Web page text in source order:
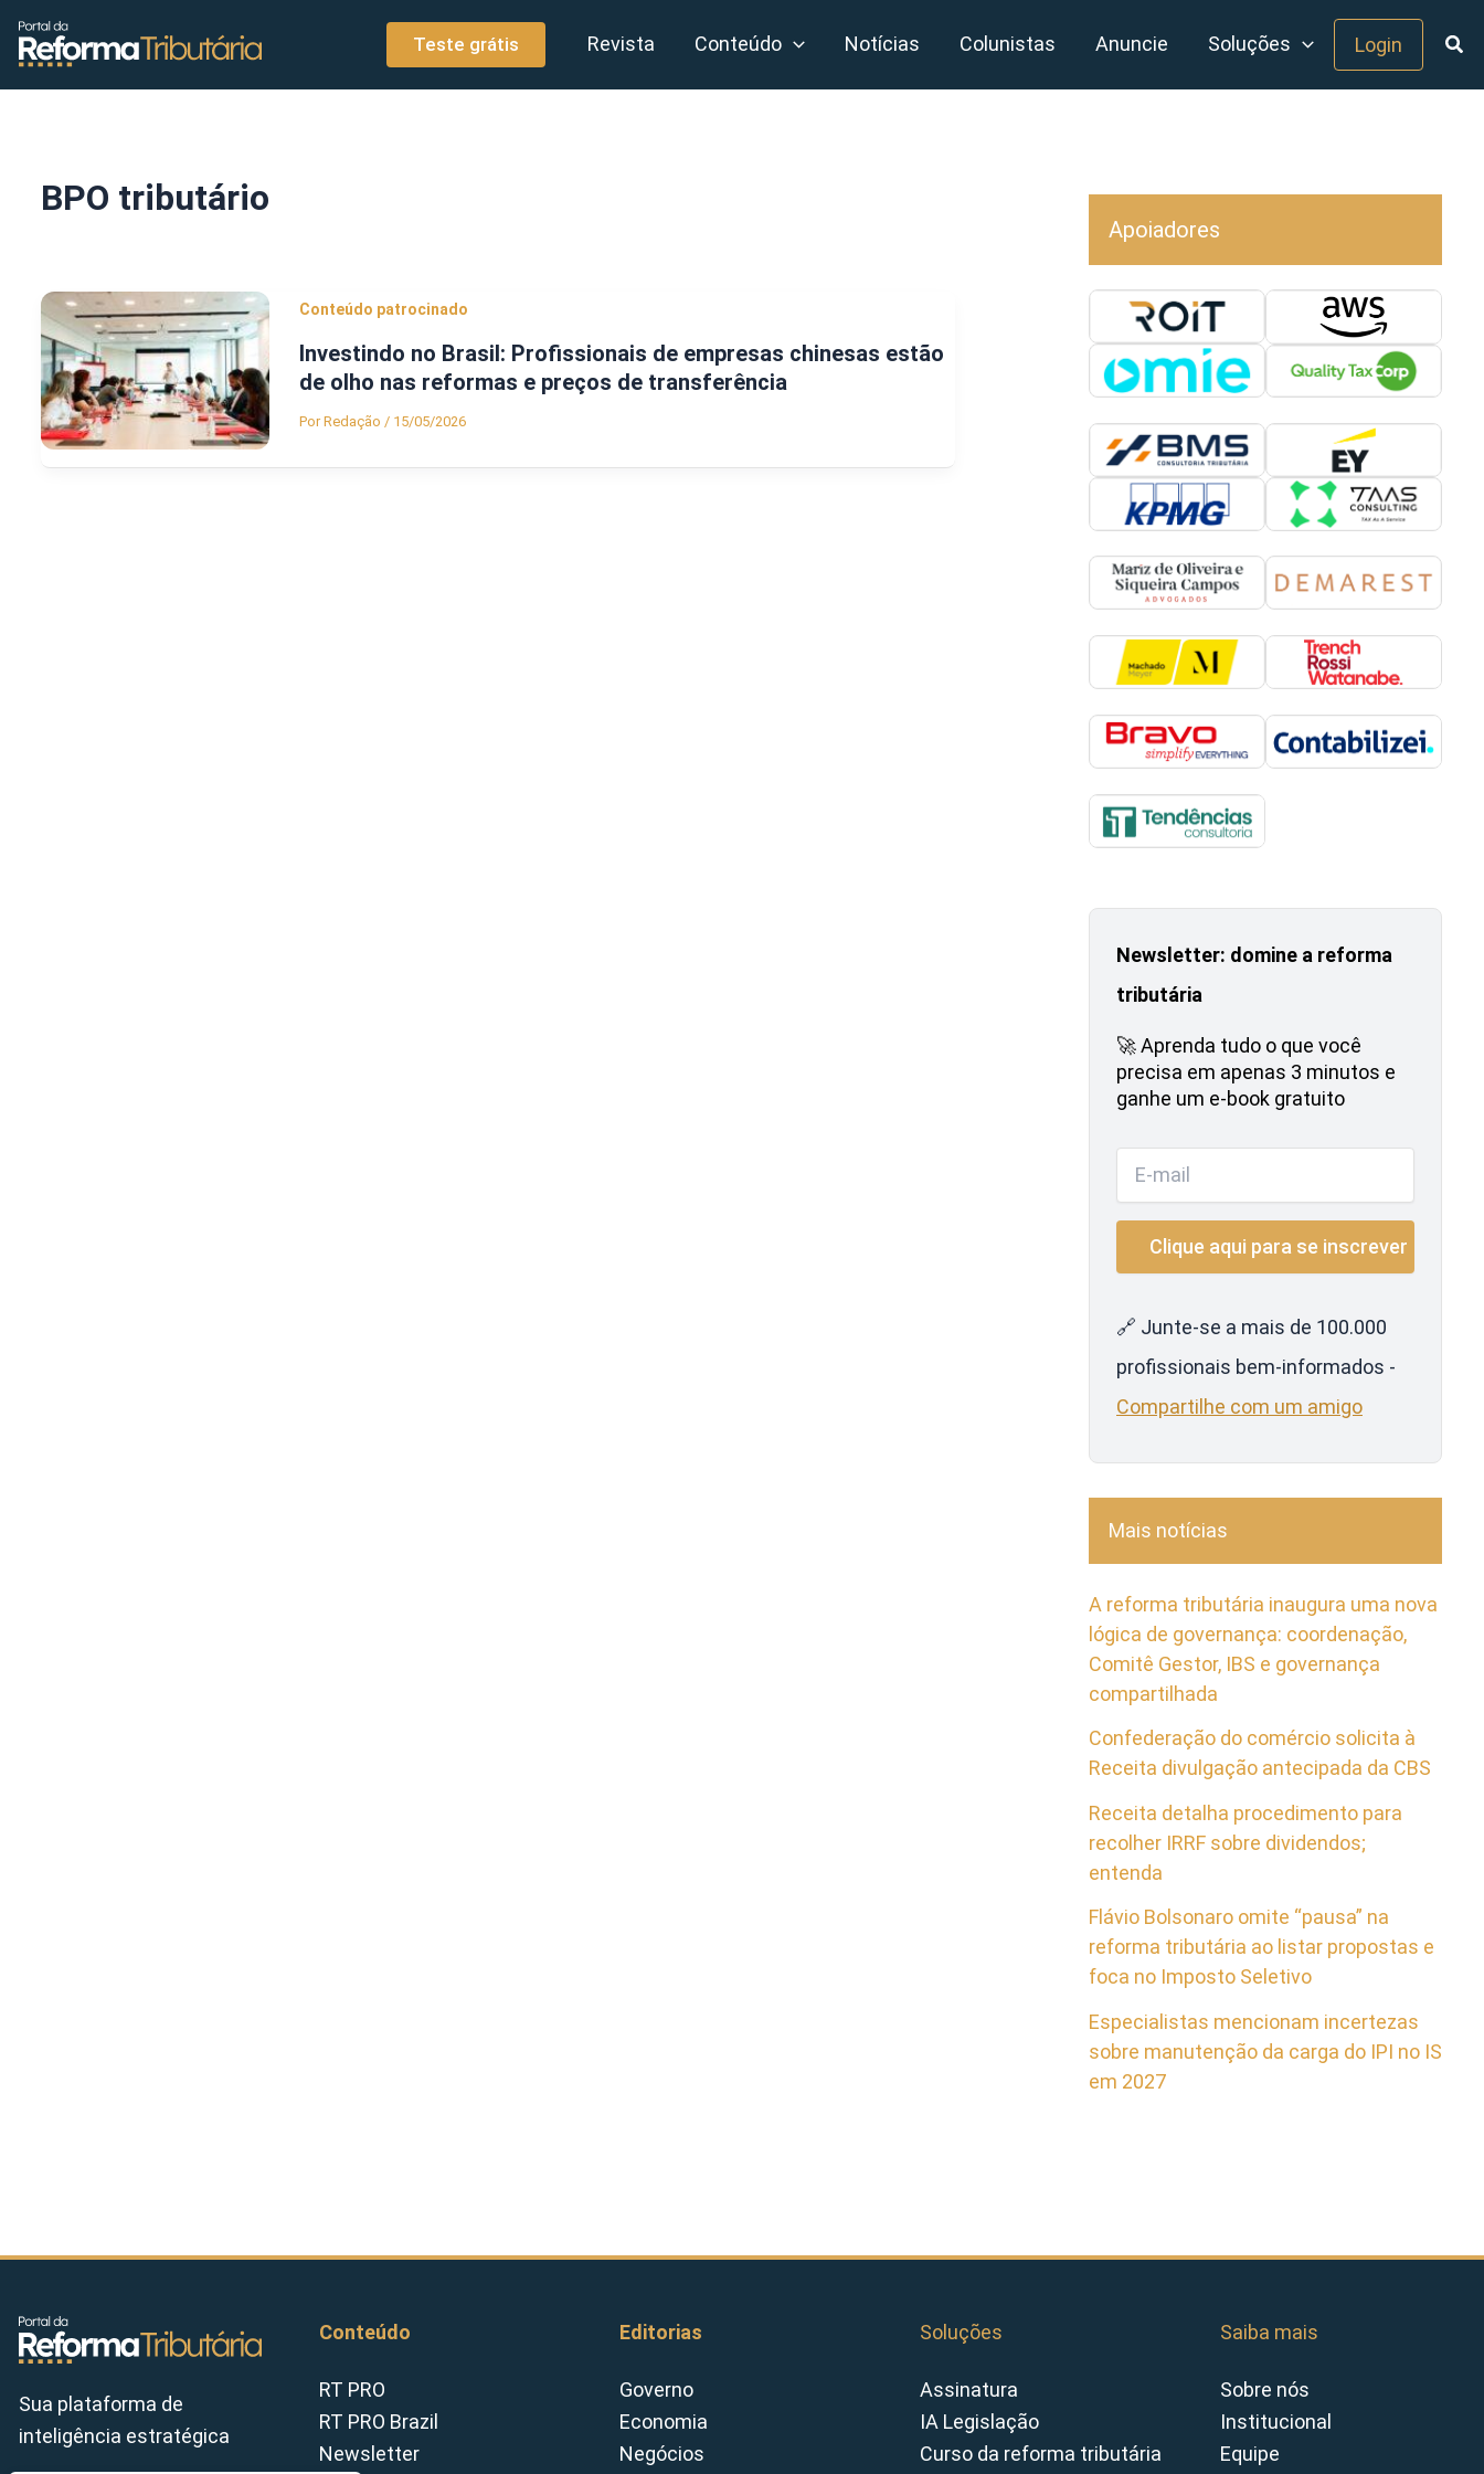
conteúdo
Teste grátis Revista Conteúdo Notícias Colunistas Anuncie Soluções Login
BPO tributário
Conteúdo patrocinado
Investindo no Brasil: Profissionais de empresas chinesas estão
de olho nas reformas e preços de transferência
PorRedação / 15/05/2026
Apoiadores
Newsletter: domine a reforma
tributária
🚀 Aprenda tudo o que você
precisa em apenas 3 minutos e
ganhe um e-book gratuito
🔗 Junte-se a mais de 100.000
profissionais bem-informados -
Compartilhe com um amigo
Mais notícias
A reforma tributária inaugura uma nova
lógica de governança: coordenação,
Comitê Gestor, IBS e governança
compartilhada
Confederação do comércio solicita à
Receita divulgação antecipada da CBS
Receita detalha procedimento para
recolher IRRF sobre dividendos;
entenda
Flávio Bolsonaro omite “pausa” na
reforma tributária ao listar propostas e
foca no Imposto Seletivo
Especialistas mencionam incertezas
sobre manutenção da carga do IPI no IS
em 2027
Sua plataforma de
inteligência estratégica
Conteúdo
RT PRO
RT PRO Brazil
Newsletter
Editorias
Governo
Economia
Negócios
Soluções
Assinatura
IA Legislação
Curso da reforma tributária
Saiba mais
Sobre nós
Institucional
Equipe